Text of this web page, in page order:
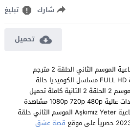
شارك تبليغ
تحميل
مشاهدة مسلسل حالة اجتماعية الموسم الثاني الحلقة 2 مترجم
للعربية اون لاين جودة عالية FULL HD مسلسل الكوميديا حالة
اجتماعية Aşkımız Yeter الموسم 2 الحلقة 2 الثانية كاملة تحميل
مباشر سيرفرات متعددة بجودات عالية 1080p 720p 480p مشاهدة
المسلسل التركي حالة اجتماعية Aşkımız Yeter الموسم الثاني حلقة
قصة عشق